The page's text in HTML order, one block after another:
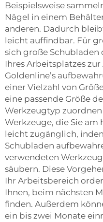
Beispielsweise
Nägel in einem
anderen. Dadurch
leicht auffindbar. Für
sich große Schubladen
Ihres Arbeitsplatzes
Goldenline’s
einer Vielzahl von
eine passende Größe
Werkzeugtyp
Werkzeuge, die Sie am
leicht zugänglich,
Schubladen
verwendeten
säubern. Diese
Ihr Arbeitsbereich
Ihnen, beim nächsten
finden. Außerdem
ein bis zwei Monate